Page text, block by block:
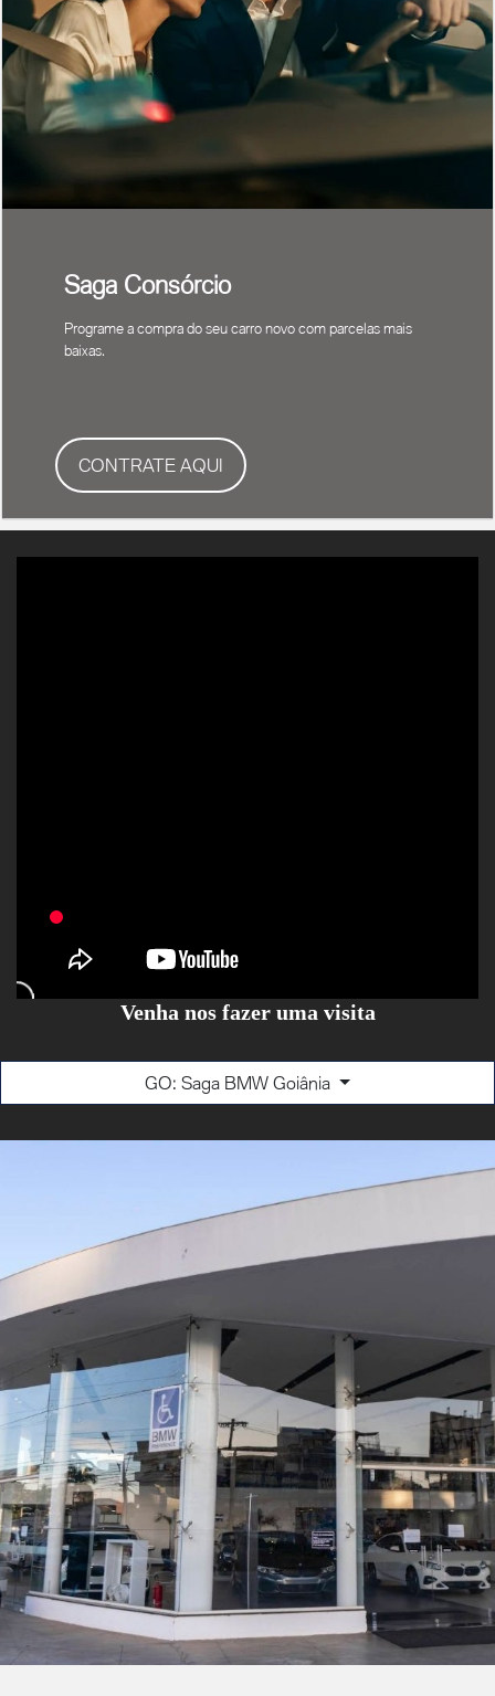
Saga Consórcio
Programe a compra do seu carro novo com parcelas mais
baixas.
CONTRATE AQUI
Venha nos fazer uma visita
GO: Saga BMW Goiânia